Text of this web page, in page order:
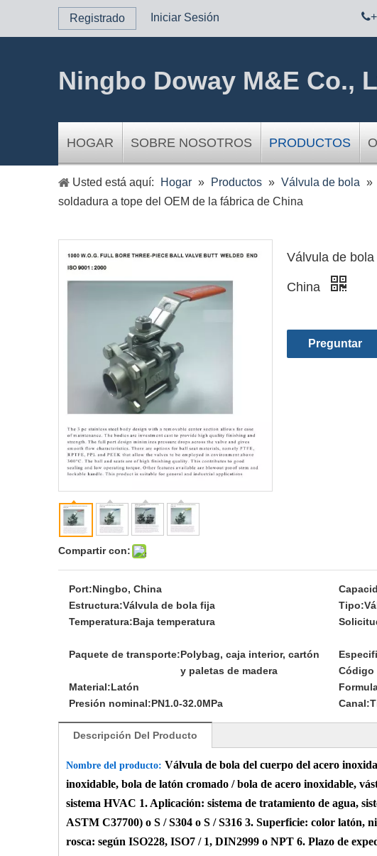
Registrado Iniciar Sesión 
Ningbo Doway M&E Co.,
HOGAR SOBRE NOSOTROS PRODUCTOS
Usted está aquí: Hogar » Productos » Válvula de bola »
soldadura a tope del OEM de la fábrica de China
Compartir con:
Válvula de
China
Preguntar
Port:Ningbo, China
Estructura:Válvula de bola fija Tipo:
Temperatura:Baja temperatura
Paquete de transporte:Polybag, caja interior, cartón
y paletas de madera
Código
Material:Latón
Presión nominal:PN1.0-32.0MPa Canal:
Descripción Del Producto
Nombre del producto: Válvula de bola del cuerpo del acero
inoxidable, bola de latón cromado / bola de acero inoxidable,
sistema HVAC 1. Aplicación: sistema de tratamiento de agua,
ASTM C37700) o S / S304 o S / S316 3. Superficie: color
rosca: según ISO228, ISO7 / 1, DIN2999 o NPT 6. Plazo de